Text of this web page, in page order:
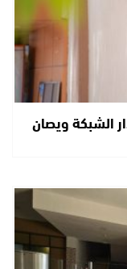
الشبكة ويصان